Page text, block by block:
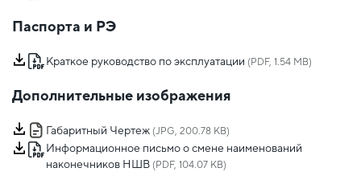
Паспорта и РЭ
Краткое руководство по эксплуатации (PDF, 1.54 MB)
Дополнительные изображения
Габаритный Чертеж (JPG, 200.78 KB)
Информационное письмо о смене наименований
наконечников НШВ (PDF, 104.07 KB)